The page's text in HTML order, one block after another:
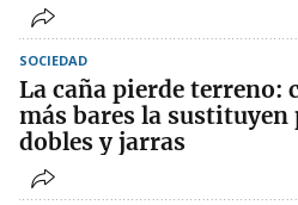
SOCIEDAD
La caña pierde terreno:
más bares la sustituyen
dobles y jarras